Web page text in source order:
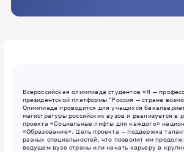
Всероссийская олимпиада студентов «Я —
президентской платформы "Россия — страна
Олимпиада проводится для учащихся
магистратуры российских вузов и реализуется в
проекта «Социальные лифты для каждого»
«Образование». Цель проекта — поддержка
разных специальностей, что позволит им
ведущем вузе страны или начать карьеру в